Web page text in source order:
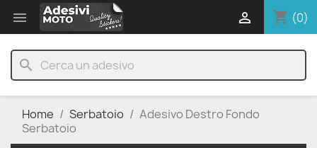
 shopping_cart (0)

search
Home Serbatoio
Adesivo Destro Fondo
Serbatoio